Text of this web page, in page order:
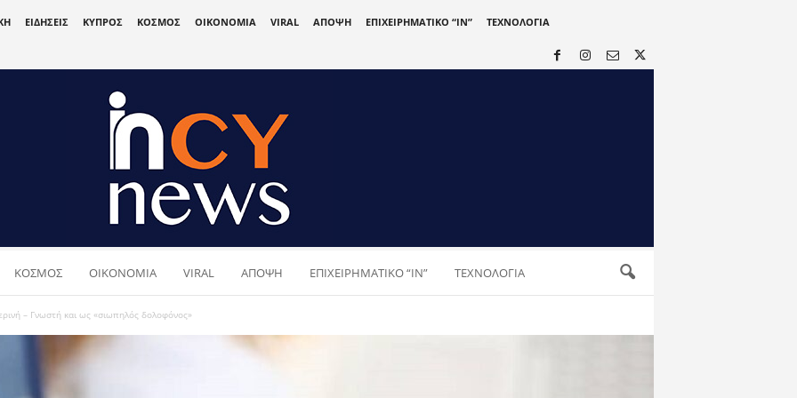
ΕΙΔΗΣΕΙΣ ΚΥΠΡΟΣ ΚΟΣΜΟΣ ΟΙΚΟΝΟΜΙΑ VIRAL ΑΠΟΨΗ ΕΠΙΧΕΙΡΗΜΑΤΙΚΟ “IN” ΤΕΧΝΟΛΟΓΙΑ
ΚΟΣΜΟΣ ΟΙΚΟΝΟΜΙΑ VIRAL ΑΠΟΨΗ ΕΠΙΧΕΙΡΗΜΑΤΙΚΟ “IN” ΤΕΧΝΟΛΟΓΙΑ
– Γνωστή και ως «σιωπηλός δολοφόνος»